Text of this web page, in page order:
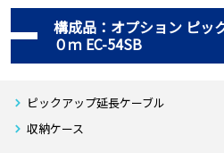
構成品：オプション ピッ
０ｍ EC-54SB
ピックアップ延長ケーブル
収納ケース